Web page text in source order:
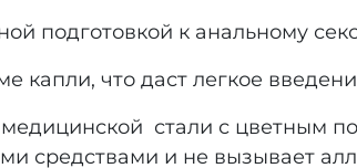
подготовкой к анальному
капли, что даст легкое
стали с цветным
средствами и не вызывает